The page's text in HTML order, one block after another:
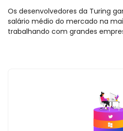
Os desenvolvedores da Turing
salário médio do mercado na
trabalhando com grandes